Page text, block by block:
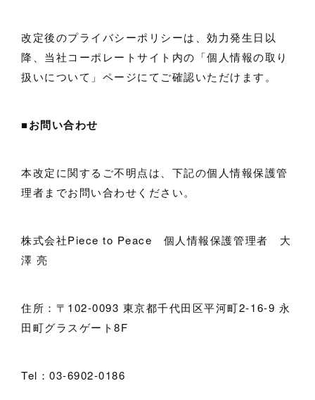
改定後のプライバシーポリシーは、効力発生日以
降、当社コーポレートサイト内の「個人情報の取り
扱いについて」ページにてご確認いただけます。
■お問い合わせ
本改定に関するご不明点は、下記の個人情報保護管
理者までお問い合わせください。
株式会社Piece to Peace 個人情報保護管理者 大
澤 亮
住所：〒102-0093 東京都千代田区平河町2-16-9 永
田町グラスゲート8F
Tel：03-6902-0186